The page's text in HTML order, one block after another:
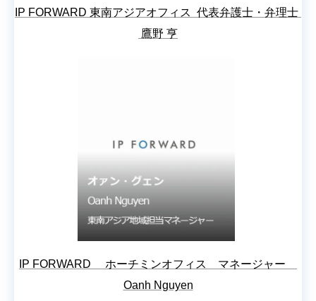
IP FORWARD 東南アジアオフィス 代表弁護士・弁理士
鷹野 亨
IP FORWARD ホーチミンオフィス マネージャー
Oanh Nguyen